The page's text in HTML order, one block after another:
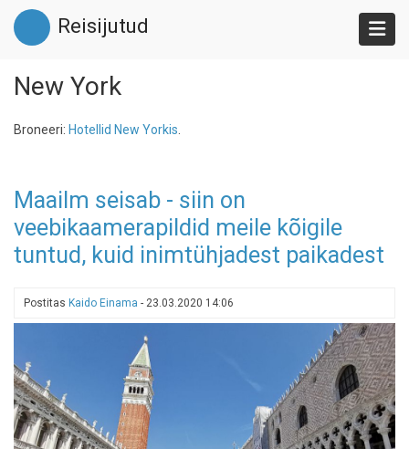
Liigu
edasi
põhisisu
Reisijutud
New York
Broneeri: Hotellid New Yorkis
Maailm seisab - siin on
veebikaamerapildid meile kõigile
tuntud, kuid inimtühjadest paikadest
Postitas Kaido Einama - 23.03.2020 14:06